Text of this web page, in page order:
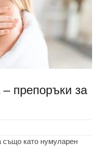
препоръки за
също като нумуларен